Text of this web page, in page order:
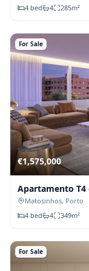
4 bed 4 285m²
For Sale
€1,575,000
Apartamento T4
(Fração C)
Matosinhos, Porto
4 bed 4 349m²
For Sale